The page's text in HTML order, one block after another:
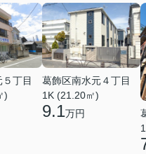
丁目
)
葛飾区南水元４丁目
1K (21.20㎡)
9.1万円